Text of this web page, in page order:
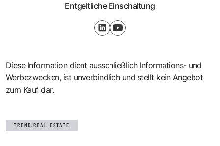
Entgeltliche Einschaltung
Diese Information dient ausschließlich Informations- und
Werbezwecken, ist unverbindlich und stellt kein Angebot
zum Kauf dar.
TREND.REAL ESTATE